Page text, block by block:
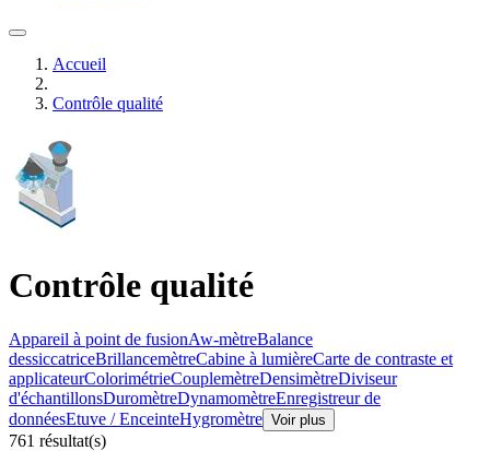
Accueil
Contrôle qualité
Contrôle qualité
Appareil à point de fusionAw-mètreBalance
dessiccatriceBrillancemètreCabine à lumièreCarte de contraste et
applicateurColorimétrieCouplemètreDensimètreDiviseur
d'échantillonsDuromètreDynamomètreEnregistreur de
donnéesEtuve / EnceinteHygromètre Voir plus
761 résultat(s)